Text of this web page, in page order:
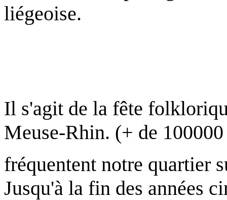
liégeoise.
Il s'agit de la fête
Meuse-Rhin. (+ de 100000
fréquentent notre quartier
Jusqu'à la fin des années